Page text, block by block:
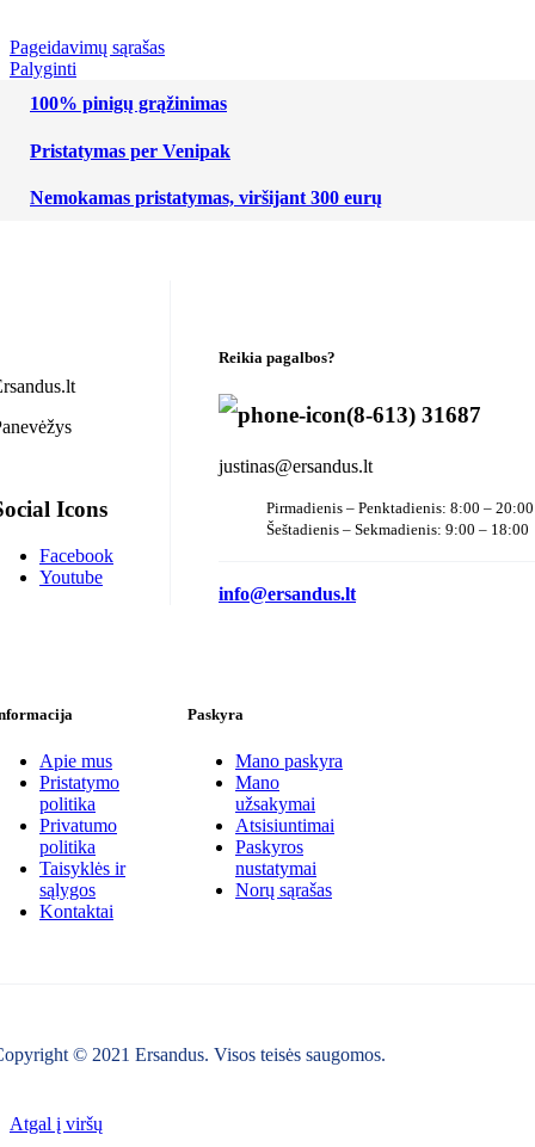
Pageidavimų sąrašas
Palyginti
100% pinigų grąžinimas
Pristatymas per Venipak
Nemokamas pristatymas, viršijant 300 eurų
Icons
Facebook
Youtube
Reikia pagalbos?
(8-613) 31687
justinas@ersandus.lt
Pirmadienis – Penktadienis: 8:00 – 20:00
Šeštadienis – Sekmadienis: 9:00 – 18:00
info@ersandus.lt
Apie mus
Pristatymo
politika
Privatumo
politika
Taisyklės ir
sąlygos
Kontaktai
Paskyra
Mano paskyra
Mano
užsakymai
Atsisiuntimai
Paskyros
nustatymai
Norų sąrašas
© 2021 Ersandus. Visos teisės saugomos.
Atgal į viršų